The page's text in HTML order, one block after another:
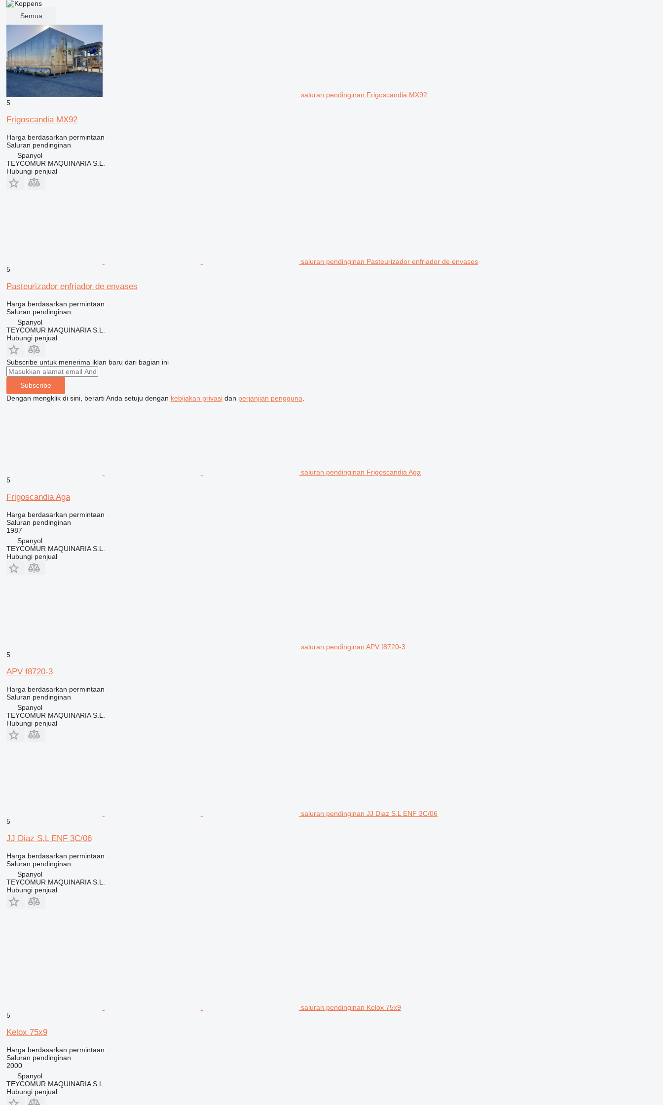
Semua
saluran pendinginan Frigoscandia MX92
5
Frigoscandia MX92
Harga berdasarkan permintaan
Saluran pendinginan
Spanyol
TEYCOMUR MAQUINARIA S.L.
Hubungi penjual
saluran pendinginan Pasteurizador enfriador de envases
5
Pasteurizador enfriador de envases
Harga berdasarkan permintaan
Saluran pendinginan
Spanyol
TEYCOMUR MAQUINARIA S.L.
Hubungi penjual
Subscribe untuk menerima iklan baru dari bagian ini
Subscribe
Dengan mengklik di sini, berarti Anda setuju dengan kebijakan privasidan perjanjian pengguna
saluran pendinginan Frigoscandia Aga
5
Frigoscandia Aga
Harga berdasarkan permintaan
Saluran pendinginan
1987
Spanyol
TEYCOMUR MAQUINARIA S.L.
Hubungi penjual
saluran pendinginan APV f8720-3
5
APV f8720-3
Harga berdasarkan permintaan
Saluran pendinginan
Spanyol
TEYCOMUR MAQUINARIA S.L.
Hubungi penjual
saluran pendinginan JJ Diaz S.L ENF 3C/06
5
JJ Diaz S.L ENF 3C/06
Harga berdasarkan permintaan
Saluran pendinginan
Spanyol
TEYCOMUR MAQUINARIA S.L.
Hubungi penjual
saluran pendinginan Kelox 75x9
5
Kelox 75x9
Harga berdasarkan permintaan
Saluran pendinginan
2000
Spanyol
TEYCOMUR MAQUINARIA S.L.
Hubungi penjual